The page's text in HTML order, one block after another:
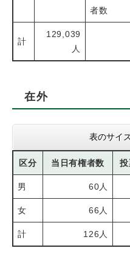
者数
計
129,039
人
在外
表のサイ
区分 当日有権者数
男 60人
女 66人
計 126人